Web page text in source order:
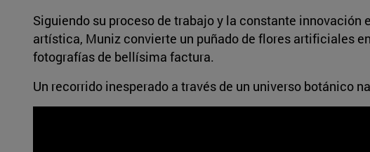
Siguiendo su proceso de trabajo y la constante
artística, Muniz convierte un puñado de flores artificiales
fotografías de bellísima factura.
Un recorrido inesperado a través de un universo botánico